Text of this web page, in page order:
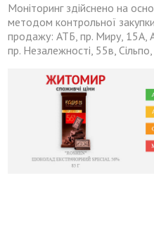
Моніторинг здійснено на
методом контрольної
продажу: АТБ, пр. Миру, 15А,
пр. Незалежності, 55в,